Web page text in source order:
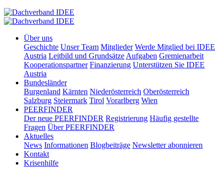
Über uns
Geschichte Unser Team Mitglieder Werde Mitglied bei IDEE
Austria Leitbild und Grundsätze Aufgaben Gremienarbeit
Kooperationspartner Finanzierung Unterstützen Sie IDEE
Austria
Bundesländer
Burgenland Kärnten Niederösterreich Oberösterreich
Salzburg Steiermark Tirol Vorarlberg Wien
PEERFINDER
Der neue PEERFINDER Registrierung Häufig gestellte
Fragen Über PEERFINDER
Aktuelles
News Informationen Blogbeiträge Newsletter abonnieren
Kontakt
Krisenhilfe